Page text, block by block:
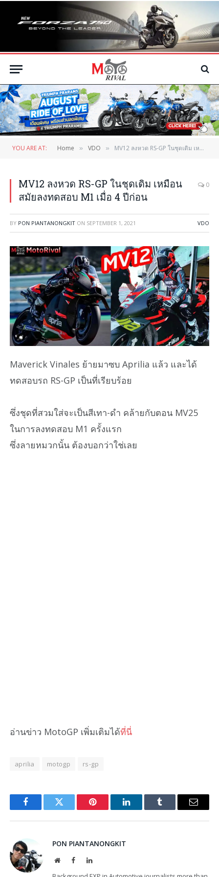
YOU ARE AT: Home » VDO » MV12 ลงหวด RS-GP ในชุดเดิม เหมือนสมัยลงทดสอบ M1 เมื่อ 4 ปีก่อน
MV12 ลงหวด RS-GP ในชุดเดิม เหมือน
สมัยลงทดสอบ M1 เมื่อ 4 ปีก่อน
0
BY PON PIANTANONGKIT ON SEPTEMBER 1, 2021 VDO
Maverick Vinales ย้ายมาซบ Aprilia แล้ว และได้
ทดสอบรถ RS-GP เป็นที่เรียบร้อย
ซึ่งชุดที่สวมใส่จะเป็นสีเทา-ดำ คล้ายกับตอน MV25
ในการลงทดสอบ M1 ครั้งแรก
ซึ่งลายหมวกนั้น ต้องบอกว่าใช่เลย
อ่านข่าว MotoGP เพิ่มเติมได้ที่นี่
aprilia motogp rs-gp
FacebookTwitter Pinterest LinkedInTumblr Email
PON PIANTANONGKIT
WebsiteFacebookLinkedIn